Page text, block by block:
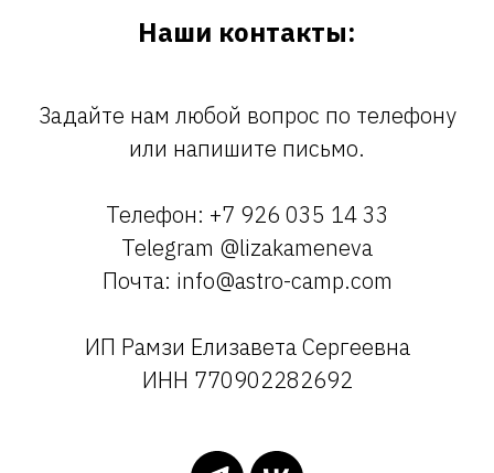
Наши контакты:
Задайте нам любой вопрос по телефону
или напишите письмо.
Телефон: +7 926 035 14 33
Telegram @lizakameneva
Почта: info@astro-camp.com
ИП Рамзи Елизавета Сергеевна
ИНН 770902282692